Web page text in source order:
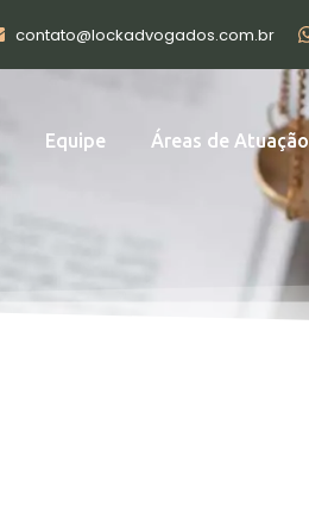
contato@lockadvogados.com.br
Equipe Áreas de Atuação